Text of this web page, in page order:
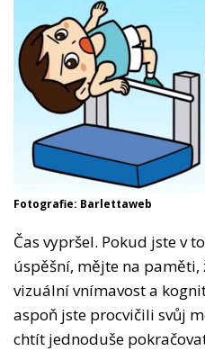
Fotografie: Barlettaweb
Čas vypršel. Pokud jste v
úspěšní, mějte na
vizuální vnímavost a
aspoň jste procvičili svůj
chtít jednoduše